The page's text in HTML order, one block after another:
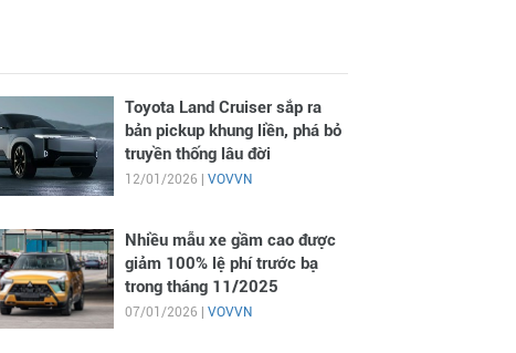
Toyota Land Cruiser sắp ra
bản pickup khung liền, phá bỏ
truyền thống lâu đời
12/01/2026 | VOVVN
Nhiều mẫu xe gầm cao được
giảm 100% lệ phí trước bạ
trong tháng 11/2025
07/01/2026 | VOVVN